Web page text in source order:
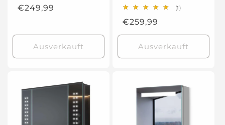
Normaler
€249,99
Ausverkauft
(1)1
Normaler
Preis
€259,99
Ausverkauft